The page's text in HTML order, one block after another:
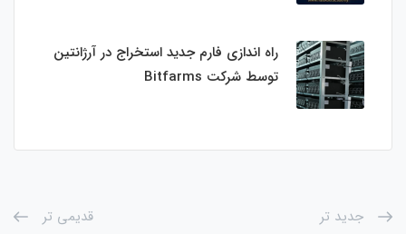
راه اندازی فارم جدید استخراج در آرژانتین
توسط شرکت Bitfarms
جدید تر قدیمی تر